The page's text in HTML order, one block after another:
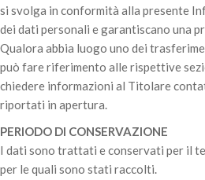
si svolga in conformità alla presente
dei dati personali e garantiscano una
Qualora abbia luogo uno dei
può fare riferimento alle rispettive
chiedere informazioni al Titolare
riportati in apertura.
PERIODO DI CONSERVAZIONE
I dati sono trattati e conservati per il
per le quali sono stati raccolti.